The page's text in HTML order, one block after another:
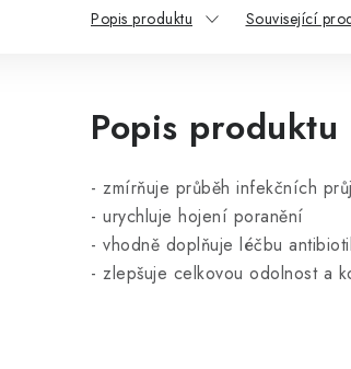
Popis produktu Související
Popis produktu
- zmírňuje průběh infekčních
- urychluje hojení poranění
- vhodně doplňuje léčbu
- zlepšuje celkovou odolnost a